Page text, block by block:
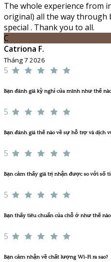
The whole experience from
original) all the way through
special . Thank you to all.
C
Catriona F.
Tháng 7 2026
5
Bạn đánh giá kỳ nghỉ của mình như thế
5
Bạn đánh giá thế nào về sự hỗ trợ và dịch
5
Bạn cảm thấy giá trị nhận được so với số
5
Bạn thấy tiêu chuẩn của chỗ ở như thế
5
Bạn cảm nhận về chất lượng Wi-Fi ra sao?